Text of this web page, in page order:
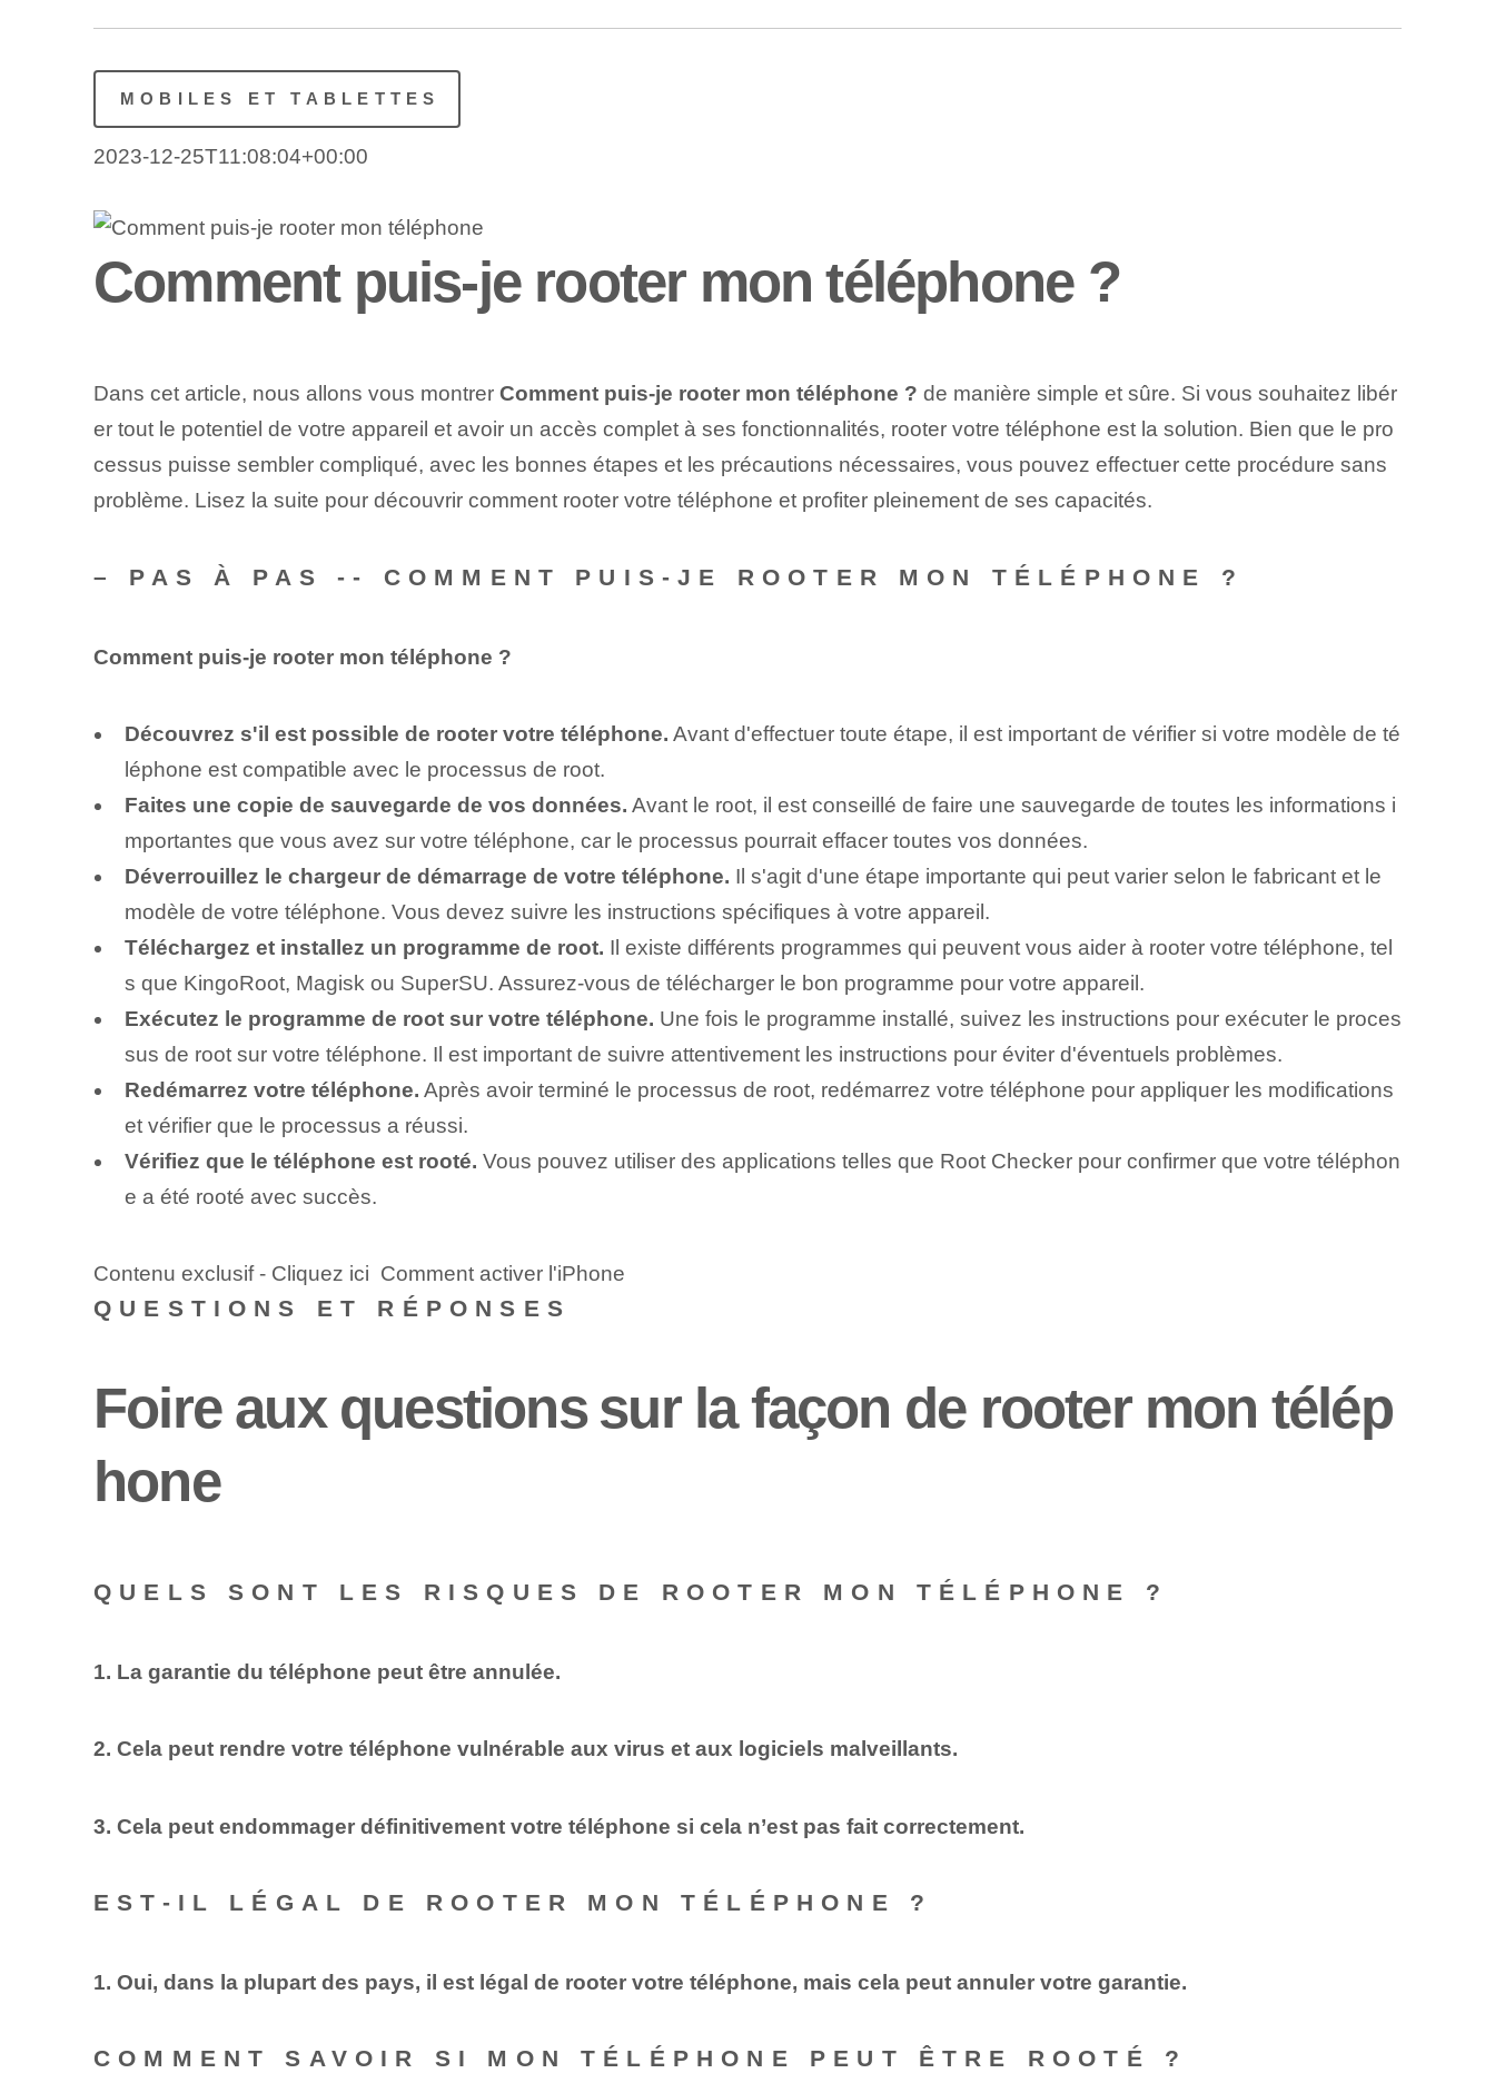
MOBILES ET TABLETTES
2023-12-25T11:08:04+00:00
Comment puis-je rooter mon téléphone ?
Dans cet article, nous allons vous montrer Comment puis-je rooter mon téléphone ? de manière simple et sûre. Si vous souhaitez libér
er tout le potentiel de votre appareil et avoir un accès complet à ses fonctionnalités, rooter votre téléphone est la solution. Bien que le pro
cessus puisse sembler compliqué, avec les bonnes étapes et les précautions nécessaires, vous pouvez effectuer cette procédure sans
problème. Lisez la suite pour découvrir comment rooter votre téléphone et profiter pleinement de ses capacités.
– PAS À PAS -- COMMENT PUIS-JE ROOTER MON TÉLÉPHONE ?
Comment puis-je rooter mon téléphone ?
Découvrez s'il est possible de rooter votre téléphone. Avant d'effectuer toute étape, il est important de vérifier si votre modèle de té
léphone est compatible avec le processus de root.
Faites une copie de sauvegarde de vos données. Avant le root, il est conseillé de faire une sauvegarde de toutes les informations i
mportantes que vous avez sur votre téléphone, car le processus pourrait effacer toutes vos données.
Déverrouillez le chargeur de démarrage de votre téléphone. Il s'agit d'une étape importante qui peut varier selon le ⁢fabricant et le
modèle⁢ de votre téléphone. Vous devez suivre les instructions spécifiques à votre appareil.
Téléchargez et installez un programme de root. Il existe différents programmes qui peuvent vous aider à rooter votre téléphone, tel
s que KingoRoot, Magisk ou SuperSU. Assurez-vous de télécharger le bon programme pour votre appareil.
Exécutez le programme de root sur votre téléphone. Une fois le programme installé, suivez les instructions pour exécuter le proces
sus de root sur votre téléphone. Il est important de suivre attentivement les instructions pour éviter d'éventuels problèmes.
Redémarrez votre téléphone. Après avoir terminé le processus de root, redémarrez votre téléphone pour appliquer les modifications
et vérifier que le processus a réussi.
Vérifiez que le téléphone est rooté. Vous pouvez utiliser des applications telles que Root Checker pour confirmer que votre téléphon
e a été rooté avec succès.
Contenu exclusif - Cliquez ici Comment activer l'iPhone
QUESTIONS ET RÉPONSES
Foire aux questions⁢ sur la façon de rooter mon télép
hone
QUELS SONT LES RISQUES DE ROOTER MON TÉLÉPHONE ?
1. ⁢La garantie du téléphone peut être annulée.
2. Cela peut rendre votre téléphone vulnérable aux virus et aux logiciels malveillants.
3. Cela peut endommager définitivement votre téléphone si cela n’est pas fait correctement.
EST-IL LÉGAL DE ROOTER MON TÉLÉPHONE ?
1. Oui, dans la plupart des pays, il est légal de rooter votre téléphone, mais cela peut annuler votre garantie.
COMMENT SAVOIR SI MON TÉLÉPHONE PEUT ÊTRE ROOTÉ ?